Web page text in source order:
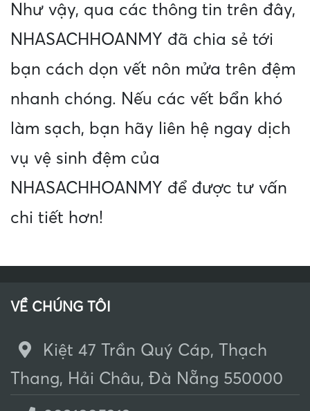
Như vậy, qua các thông tin trên đây,
NHASACHHOANMY đã chia sẻ tới
bạn cách dọn vết nôn mửa trên đệm
nhanh chóng. Nếu các vết bẩn khó
làm sạch, bạn hãy liên hệ ngay dịch
vụ vệ sinh đệm của
NHASACHHOANMY để được tư vấn
chi tiết hơn!
VỀ CHÚNG TÔI
Kiệt 47 Trần Quý Cáp, Thạch
Thang, Hải Châu, Đà Nẵng 550000